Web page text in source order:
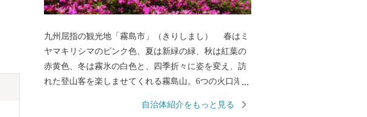
九州屈指の観光地「霧島市」（きりしまし） 春はミ
ヤマキリシマのピンク色、夏は新緑の緑、秋は紅葉の
赤黄色、冬は霧氷の白色と、四季折々に姿を変え、訪
れた登山客を楽しませてくれる霧島山。6つの火口湖を
本で最初の国立公園に指定され、海・山・川・田園な
自治体紹介をもっと見る